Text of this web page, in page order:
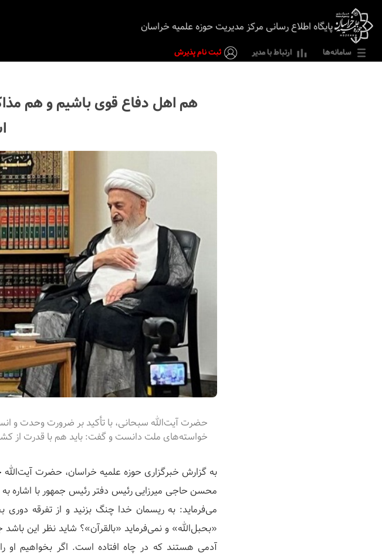
پایگاه اطلاع رسانی مرکز مدیریت حوزه علمیه خراسان
سامانه‌ها ارتباط با مدیر ثبت نام پذیرش
هم اهل دفاع قوی باشیم و هم
حضرت آیت‌الله سبحانی، با تأکید بر ضرورت وحدت و
خواسته‌های ملت دانست و گفت: باید هم با قدرت از
به گزارش خبرگزاری حوزه علمیه خراسان، حضرت
محسن حاجی میرزایی رئیس دفتر رئیس جمهور با اشاره به
می‌فرماید: به ریسمان خدا چنگ بزنید و از تفرقه دوری
«بحبل‌الله» و نمی‌فرماید «بالقرآن»؟ شاید نظر این
آدمی هستند که در چاه افتاده است. اگر بخواهیم او